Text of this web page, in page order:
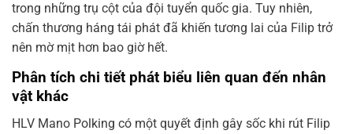
trong những trụ cột của đội tuyển quốc gia. Tuy nhiên,
chấn thương háng tái phát đã khiến tương lai của Filip trở
nên mờ mịt hơn bao giờ hết.
Phân tích chi tiết phát biểu liên quan đến nhân
vật khác
HLV Mano Polking có một quyết định gây sốc khi rút Filip